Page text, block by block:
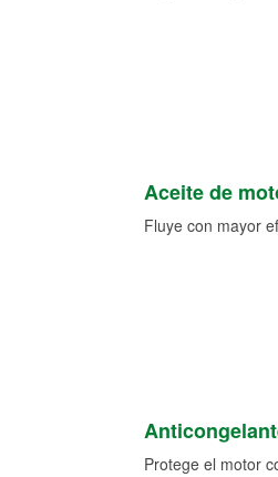
Aceite de
Fluye con mayor
Protege el motor